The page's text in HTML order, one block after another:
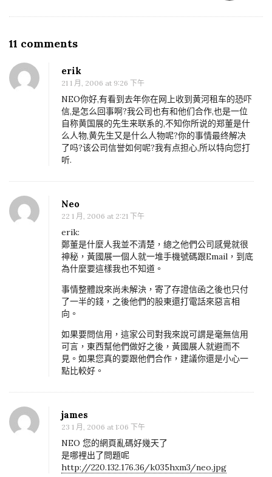
11 comments
S
m
a
r
t
S
I
W
Y
G
設
計
巧
–
s
t
i
o
n
erik
21 1 月, 2006 at 9:26 下午
NEO你好,有看到去年你在网上收到黄河租车的恐吓
信,是怎么回事啊?我公司也有和他们合作,也是一位
自称黄国展的先生来联系的,不知你所说的郑董是什
么人物,黄先生又是什么人物呢?你的事情最终解决
了吗?该公司信誉如何呢?我有点担心,所以特向您打
听.
Neo
22 1 月, 2006 at 2:21 下午
erik:
鄭董是什麼人我並不清楚，總之他們公司感覺就很
神秘，黃國展一個人就一堆手機號碼跟Email，到底
為什麼要這樣我也不知道。
事情整體說來尚未解決，寄了存證信函之後也只付
了一半的錢，之後他們的股東還打電話來惡言相
向。
如果要問信用，這家公司對我來說可謂是毫無信用
可言，東西幫他們做好之後，黃國展人就避而不
見。如果您真的要跟他們合作，建議你還是小心一
點比較好。
james
23 1 月, 2006 at 1:06 下午
NEO 您的網頁亂碼好幾天了
是哪裡出了問題呢
http://220.132.176.36/k035hxm3/neo.jpg